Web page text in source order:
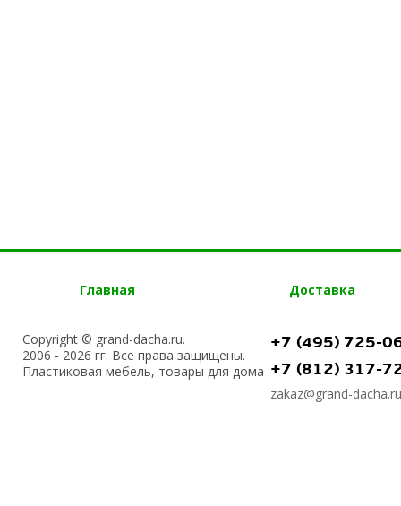
Главная Доставка
Copyright © grand-dacha.ru.
2006 - 2026 гг. Все права защищены.
Пластиковая мебель, товары для дома
+7 (495) 725-
+7 (812) 317-
zakaz@grand-dacha.ru